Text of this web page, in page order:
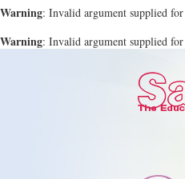
Warning: Invalid argument supplied
Warning: Invalid argument supplied